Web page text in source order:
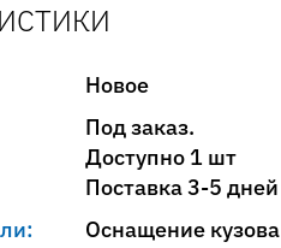
Новое
Под заказ.
Доступно 1 шт
Поставка 3-5 дней
Оснащение кузова